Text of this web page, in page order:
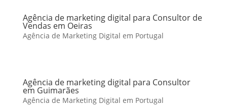
Agência de marketing digital para Consultor de
Vendas em Oeiras
Agência de Marketing Digital em Portugal
Agência de marketing digital para Consultor
em Guimarães
Agência de Marketing Digital em Portugal